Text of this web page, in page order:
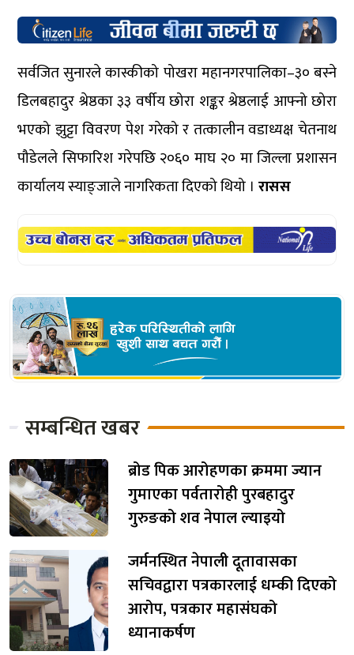
सर्वजित सुनारले कास्कीको पोखरा महानगरपालिका–३० बस्ने
डिलबहादुर श्रेष्ठका ३३ वर्षीय छोरा शङ्कर श्रेष्ठलाई आफ्नो छोरा
भएको झुट्टा विवरण पेश गरेको र तत्कालीन वडाध्यक्ष चेतनाथ
पौडेलले सिफारिश गरेपछि २०६० माघ २० मा जिल्ला प्रशासन
कार्यालय स्याङ्जाले नागरिकता दिएको थियो । रासस
सम्बन्धित खबर
ब्रोड पिक आरोहणका क्रममा ज्यान
गुमाएका पर्वतारोही पुरबहादुर
गुरुङको शव नेपाल ल्याइयो
जर्मनस्थित नेपाली दूतावासका
सचिवद्वारा पत्रकारलाई धम्की दिएको
आरोप, पत्रकार महासंघको
ध्यानाकर्षण